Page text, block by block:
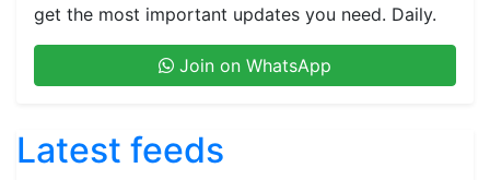
get the most important updates you need. Daily.
Join on WhatsApp
Latest feeds